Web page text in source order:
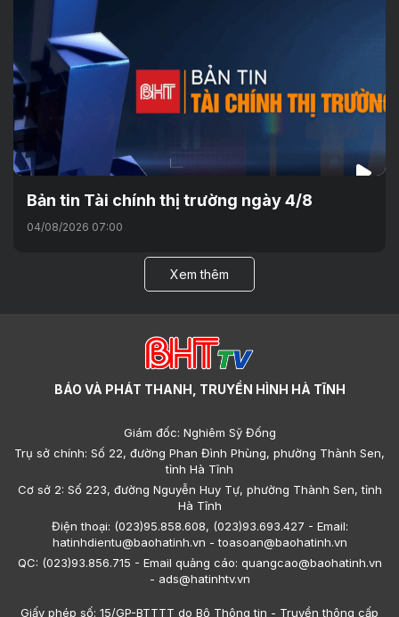
Bản tin Tài chính thị trường ngày 4/8
04/08/2026 07:00
Xem thêm
BÁO VÀ PHÁT THANH, TRUYỀN HÌNH HÀ TĨNH
Giám đốc: Nghiêm Sỹ Đống
Trụ sở chính: Số 22, đường Phan Đình Phùng, phường Thành Sen,
tỉnh Hà Tĩnh
Cơ sở 2: Số 223, đường Nguyễn Huy Tự, phường Thành Sen, tỉnh
Hà Tĩnh
Điện thoại: (023)95.858.608, (023)93.693.427 - Email:
hatinhdientu@baohatinh.vn - toasoan@baohatinh.vn
QC: (023)93.856.715 - Email quảng cáo: quangcao@baohatinh.vn
- ads@hatinhtv.vn
Giấy phép số: 15/GP-BTTTT do Bộ Thông tin - Truyền thông cấp